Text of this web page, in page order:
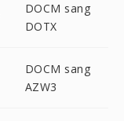
DOCM sang
DOTX
DOCM sang
AZW3